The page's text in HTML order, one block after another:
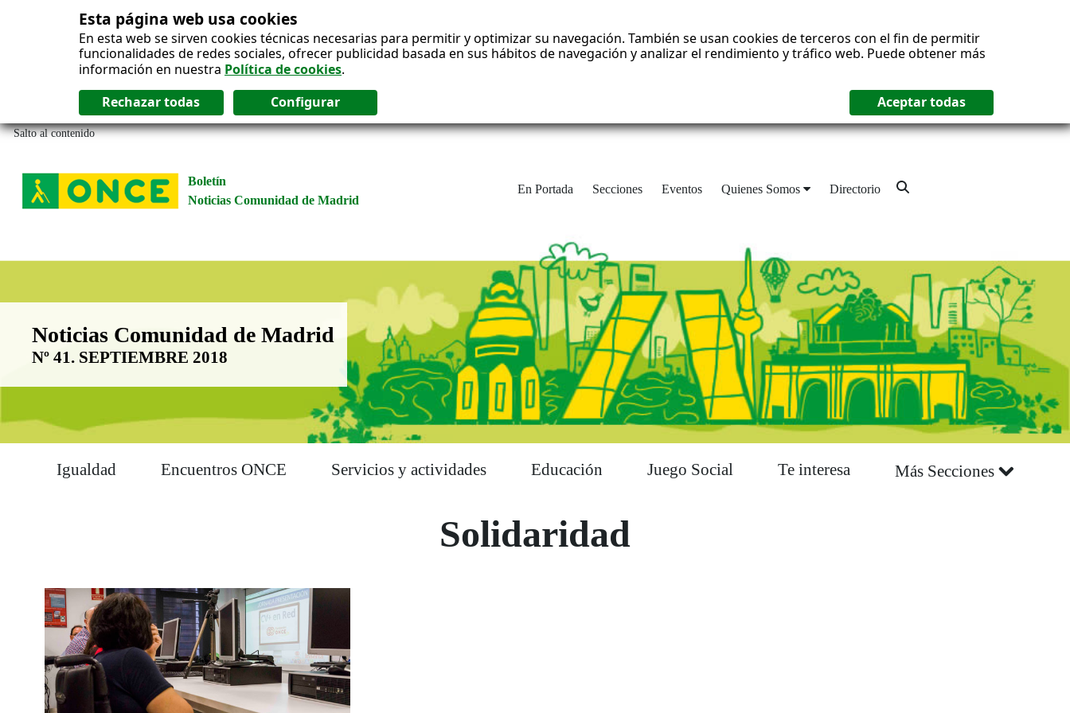
Esta página web usa cookies
En esta web se sirven cookies técnicas necesarias para permitir y optimizar su navegación. También se usan cookies de terceros con el fin de permitir
funcionalidades de redes sociales, ofrecer publicidad basada en sus hábitos de navegación y analizar el rendimiento y tráfico web. Puede obtener más
información en nuestra Política de cookies.
Salto al contenido
Boletín
Noticias Comunidad de Madrid
En Portada Secciones Eventos Quienes Somos Directorio
Boletín Noticias Comunidad de Madrid
Noticias Comunidad de Madrid
Nº 41. SEPTIEMBRE 2018
Igualdad Encuentros ONCE Servicios y actividades Educación Juego Social Te interesa Más Secciones
Solidaridad